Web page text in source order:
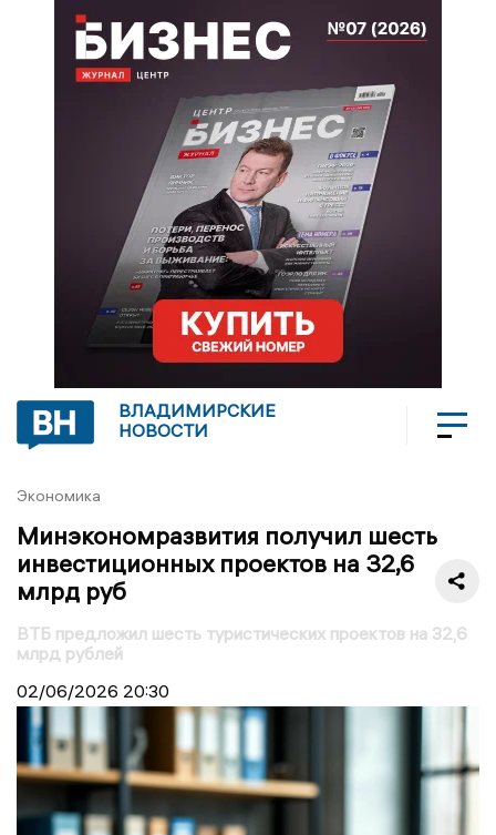
ВЛАДИМИРСКИЕ
НОВОСТИ
Экономика
Минэкономразвития получил шесть
инвестиционных проектов на 32,6
млрд руб
ВТБ предложил шесть туристических проектов на 32,6
млрд рублей
02/06/2026 20:30